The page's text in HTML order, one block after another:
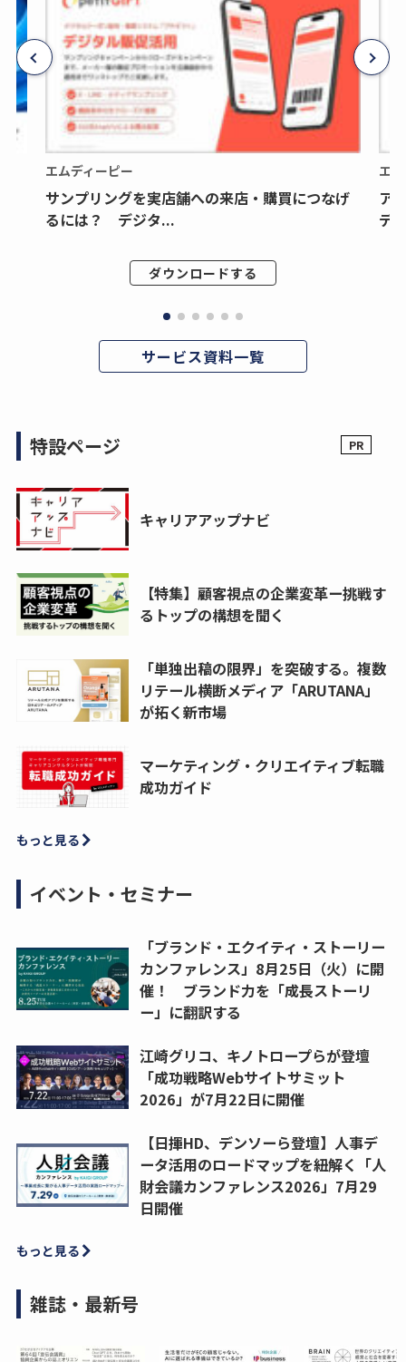
エムディーピー
サンプリングを実店舗への来店・購買につなげ
るには？ デジタ...
ダウンロードする
エ
ア
デ
サービス資料一覧
特設ページ
キャリアアップナビ
【特集】顧客視点の企業変革ー挑戦す
るトップの構想を聞く
「単独出稿の限界」を突破する。複数
リテール横断メディア「ARUTANA」
が拓く新市場
マーケティング・クリエイティブ転職
成功ガイド
もっと見る
イベント・セミナー
「ブランド・エクイティ・ストーリー
カンファレンス」8月25日（火）に開
催！ ブランド力を「成長ストーリ
ー」に翻訳する
江崎グリコ、キノトロープらが登壇
「成功戦略Webサイトサミット
2026」が7月22日に開催
【日揮HD、デンソーら登壇】人事デ
ータ活用のロードマップを紐解く「人
財会議カンファレンス2026」7月29
日開催
もっと見る
雑誌・最新号